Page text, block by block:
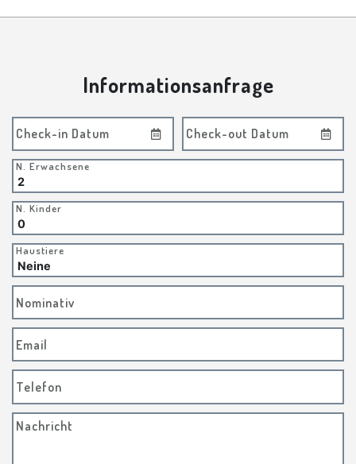
Informationsanfrage
Check-in Datum Check-out Datum
N. Erwachsene
N. Kinder
Haustiere
Nominativ
Email
Telefon
Nachricht